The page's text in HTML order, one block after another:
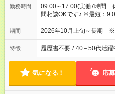
勤務時間
09:00～17:00(実働7時間
間相談OKです♪ ※最短：
期間 2026年10月上旬～長期
特徴 履歴書不要 / 40～50代活躍
気になる！ 応